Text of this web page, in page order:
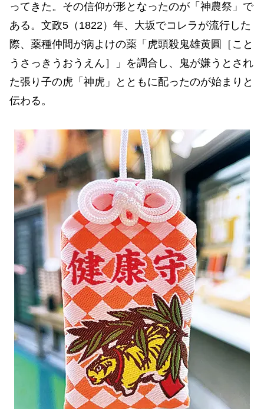
ってきた。その信仰が形となったのが「神農祭」で
ある。文政5（1822）年、大坂でコレラが流行した
際、薬種仲間が病よけの薬「虎頭殺鬼雄黄圓［こと
うさっきうおうえん］」を調合し、鬼が嫌うとされ
た張り子の虎「神虎」とともに配ったのが始まりと
伝わる。